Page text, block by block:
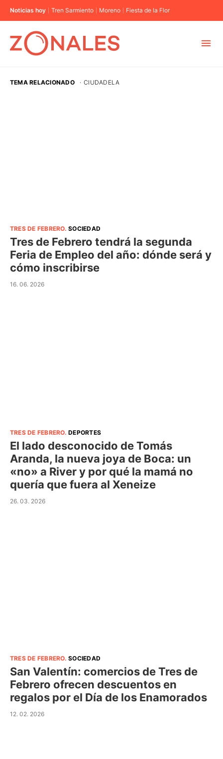
Noticias hoy Tren Sarmiento Moreno Fiesta de la Flor
TEMA RELACIONADO · CIUDADELA
TRES DE FEBRERO.SOCIEDAD
Tres de Febrero tendrá la segunda
Feria de Empleo del año: dónde será y
cómo inscribirse
16. 06. 2026
TRES DE FEBRERO.DEPORTES
El lado desconocido de Tomás
Aranda, la nueva joya de Boca: un
«no» a River y por qué la mamá no
quería que fuera al Xeneize
26. 03. 2026
TRES DE FEBRERO.SOCIEDAD
San Valentín: comercios de Tres de
Febrero ofrecen descuentos en
regalos por el Día de los Enamorados
12. 02. 2026